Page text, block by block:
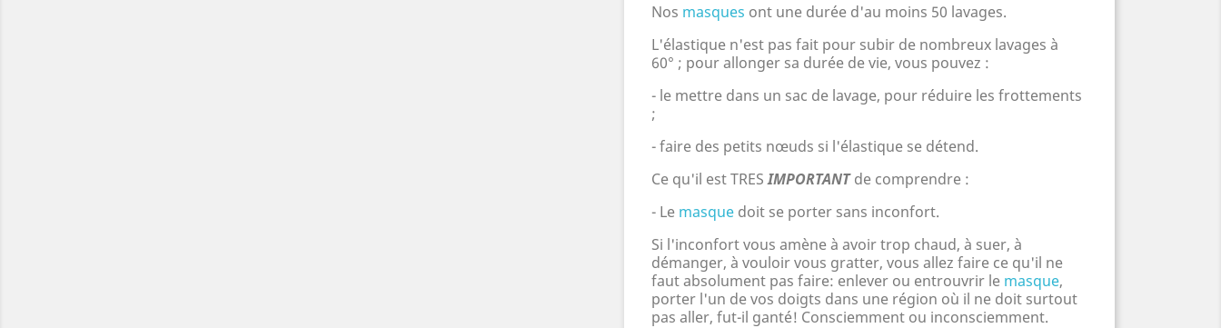
Nos masques ont une durée d'au moins 50 lavages.
L'élastique n'est pas fait pour subir de nombreux lavages à
60° ; pour allonger sa durée de vie, vous pouvez :
- le mettre dans un sac de lavage, pour réduire les frottements
;
- faire des petits nœuds si l'élastique se détend.
Ce qu'il est TRESIMPORTANTde comprendre :
- Le masque doit se porter sans inconfort.
Si l'inconfort vous amène à avoir trop chaud, à suer, à
démanger, à vouloir vous gratter, vous allez faire ce qu'il ne
faut absolument pas faire: enlever ou entrouvrir le masque,
porter l'un de vos doigts dans une région où il ne doit surtout
pas aller, fut-il ganté! Consciemment ou inconsciemment.